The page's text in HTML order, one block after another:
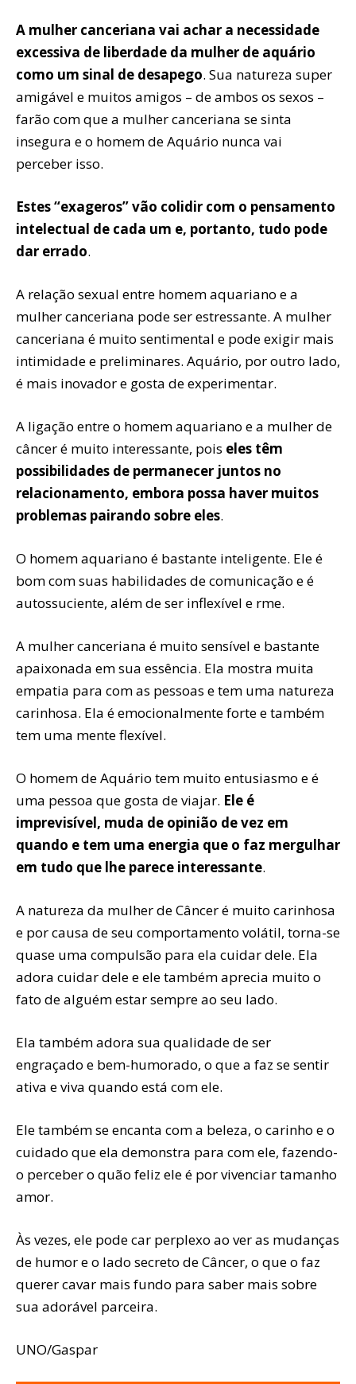
A mulher canceriana vai achar a necessidade
excessiva de liberdade da mulher de aquário
como um sinal de desapego. Sua natureza super
amigável e muitos amigos – de ambos os sexos –
farão com que a mulher canceriana se sinta
insegura e o homem de Aquário nunca vai
perceber isso.
Estes “exageros” vão colidir com o pensamento
intelectual de cada um e, portanto, tudo pode
dar errado.
A relação sexual entre homem aquariano e a
mulher canceriana pode ser estressante. A mulher
canceriana é muito sentimental e pode exigir mais
intimidade e preliminares. Aquário, por outro lado,
é mais inovador e gosta de experimentar.
A ligação entre o homem aquariano e a mulher de
câncer é muito interessante, pois eles têm
possibilidades de permanecer juntos no
relacionamento, embora possa haver muitos
problemas pairando sobre eles.
O homem aquariano é bastante inteligente. Ele é
bom com suas habilidades de comunicação e é
autossuficiente, além de ser inflexível e firme.
A mulher canceriana é muito sensível e bastante
apaixonada em sua essência. Ela mostra muita
empatia para com as pessoas e tem uma natureza
carinhosa. Ela é emocionalmente forte e também
tem uma mente flexível.
O homem de Aquário tem muito entusiasmo e é
uma pessoa que gosta de viajar. Ele é
imprevisível, muda de opinião de vez em
quando e tem uma energia que o faz mergulhar
em tudo que lhe parece interessante.
A natureza da mulher de Câncer é muito carinhosa
e por causa de seu comportamento volátil, torna-se
quase uma compulsão para ela cuidar dele. Ela
adora cuidar dele e ele também aprecia muito o
fato de alguém estar sempre ao seu lado.
Ela também adora sua qualidade de ser
engraçado e bem-humorado, o que a faz se sentir
ativa e viva quando está com ele.
Ele também se encanta com a beleza, o carinho e o
cuidado que ela demonstra para com ele, fazendo-
o perceber o quão feliz ele é por vivenciar tamanho
amor.
Às vezes, ele pode ficar perplexo ao ver as mudanças
de humor e o lado secreto de Câncer, o que o faz
querer cavar mais fundo para saber mais sobre
sua adorável parceira.
UNO/Gaspar